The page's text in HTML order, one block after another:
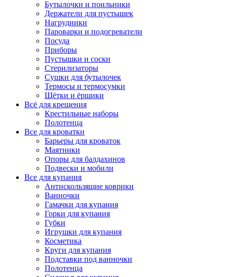
Бутылочки и поильники
Держатели для пустышек
Нагрудники
Пароварки и подогреватели
Посуда
Приборы
Пустышки и соски
Стерилизаторы
Сушки для бутылочек
Термосы и термосумки
Щётки и ёршики
Всё для крещения
Крестильные наборы
Полотенца
Все для кроватки
Барьеры для кроваток
Маятники
Опоры для балдахинов
Подвески и мобили
Все для купания
Антискользящие коврики
Ванночки
Гамачки для купания
Горки для купания
Губки
Игрушки для купания
Косметика
Круги для купания
Подставки под ванночки
Полотенца